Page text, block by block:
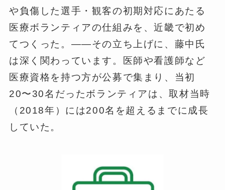
や負傷した選手・観客の初期対応にあたる
医療ボランティアの仕組みを、近畿で初め
てつくった。——その立ち上げに、藤中氏
は深く関わっています。医師や看護師など
医療資格を持つ方が公募で集まり、当初
20〜30名だったボランティアは、取材当時
（2018年）には200名を超えるまでに成長
していた。